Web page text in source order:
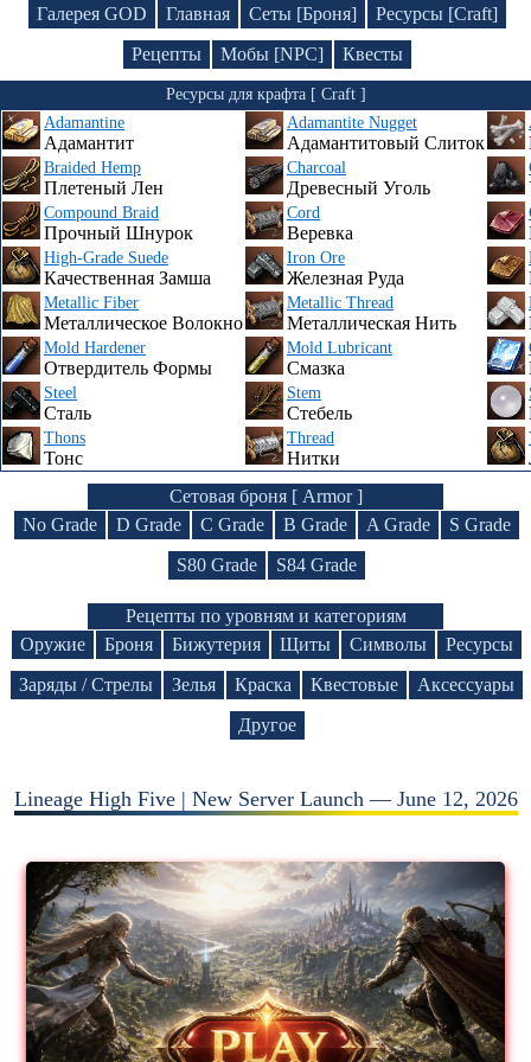
Галерея GOD Главная Сеты [Броня]
Ресурсы [Craft]
Рецепты
Мобы [NPC] Квесты
Ресурсы для крафта [ Craft ]
Adamantine
Адамантит
Adamantite Nugget
Адамантитовый Слиток
Braided Hemp
Плетеный Лен
Charcoal
Древесный Уголь
Compound Braid
Прочный Шнурок
Cord
Веревка
High-Grade Suede
Качественная Замша
Iron Ore
Железная Руда
Metallic Fiber
Металлическое Волокно
Metallic Thread
Металлическая Нить
Mold Hardener
Отвердитель Формы
Mold Lubricant
Смазка
Steel
Сталь
Stem
Стебель
Thons
Тонс
Thread
Нитки
Сетовая броня [ Armor ]
No Grade
D Grade C Grade B Grade A Grade
S Grade
S80 Grade
S84 Grade
Рецепты по уровням и категориям
Оружие
Броня Бижутерия Щиты Символы
Ресурсы
Заряды / Стрелы
Зелья Краска Квестовые
Аксессуары
Другое
Lineage High Five | New Server Launch — June 12, 2026